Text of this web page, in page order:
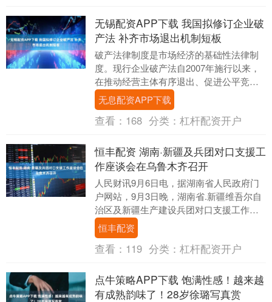
无锡配资APP下载 我国拟修订企业破
产法 补齐市场退出机制短板
破产法律制度是市场经济的基础性法律制
度。现行企业破产法自2007年施行以来，
在推动经营主体有序退出、促进公平竞
争、优化资源配置等方面发挥了重要作
用。但该法已不适....
无息配资APP下载
查看： 168 分类： 杠杆配资开户
恒丰配资 湖南·新疆及兵团对口支援工
作座谈会在乌鲁木齐召开
人民财讯9月6日电，据湖南省人民政府门
户网站，9月3日晚，湖南省.新疆维吾尔自
治区及新疆生产建设兵团对口支援工作座
谈会在乌鲁木齐召开。座谈会前，自治区
党委书记、....
恒丰配资
查看： 119 分类： 杠杆配资开户
点牛策略APP下载 饱满性感！越来越
有成熟韵味了！28岁徐璐写真赏